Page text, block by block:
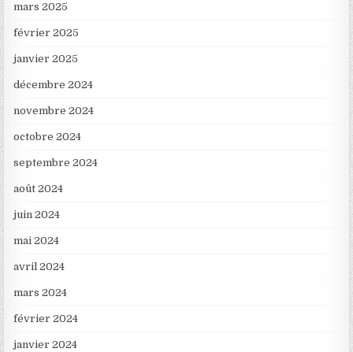
mars 2025
février 2025
janvier 2025
décembre 2024
novembre 2024
octobre 2024
septembre 2024
août 2024
juin 2024
mai 2024
avril 2024
mars 2024
février 2024
janvier 2024